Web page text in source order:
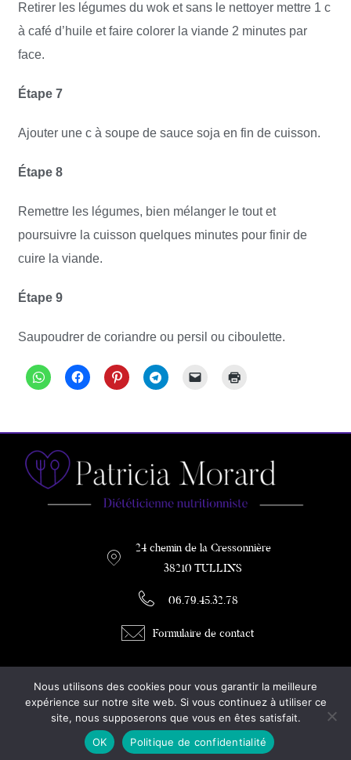
Retirer les légumes du wok et sans le nettoyer mettre 1 c
à café d’huile et faire colorer la viande 2 minutes par
face.
Étape 7
Ajouter une c à soupe de sauce soja en fin de cuisson.
Étape 8
Remettre les légumes, bien mélanger le tout et
poursuivre la cuisson quelques minutes pour finir de
cuire la viande.
Étape 9
Saupoudrer de coriandre ou persil ou ciboulette.
24 chemin de la Cressonnière
38210 TULLINS
06.79.45.32.78
Formulaire de contact
DIETETICIENNE / COACH MINCEUR
Diététicienne à Tullins
Mentions légalesPlan du site
Nous utilisons des cookies pour vous garantir la meilleure
expérience sur notre site web. Si vous continuez à utiliser ce
site, nous supposerons que vous en êtes satisfait.
OK
Politique de confidentialité